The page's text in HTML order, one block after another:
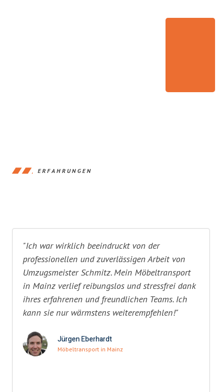
ERFAHRUNGEN
"Ich war wirklich beeindruckt von der
professionellen und zuverlässigen Arbeit von
Umzugsmeister Schmitz. Mein Möbeltransport
in Mainz verlief reibungslos und stressfrei dank
ihres erfahrenen und freundlichen Teams. Ich
kann sie nur wärmstens weiterempfehlen!"
Jürgen Eberhardt
Möbeltransport in Mainz